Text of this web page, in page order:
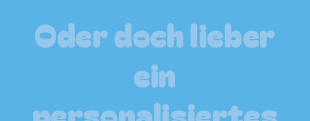
Oder doch lieber
ein